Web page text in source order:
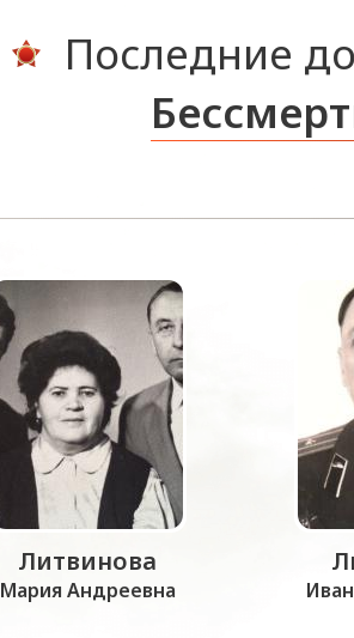
Последние
Литвинова
Мария Андреевна